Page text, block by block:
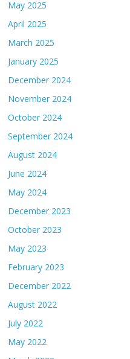
May 2025
April 2025
March 2025
January 2025
December 2024
November 2024
October 2024
September 2024
August 2024
June 2024
May 2024
December 2023
October 2023
May 2023
February 2023
December 2022
August 2022
July 2022
May 2022